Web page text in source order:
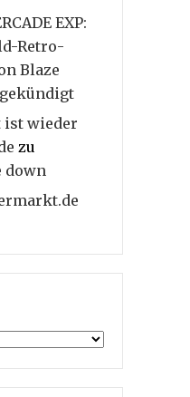
EXP:
Retro-
Blaze
wieder
zu
down